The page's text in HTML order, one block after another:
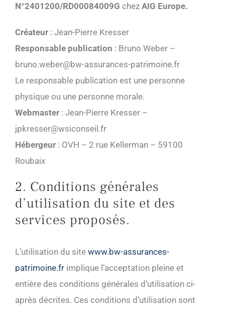
N°2401200/RD00084009G chez AIG Europe.
Créateur : Jean-Pierre Kresser
Responsable publication : Bruno Weber –
bruno.weber@bw-assurances-patrimoine.fr
Le responsable publication est une personne
physique ou une personne morale.
Webmaster : Jean-Pierre Kresser –
jpkresser@wsiconseil.fr
Hébergeur : OVH – 2 rue Kellerman – 59100
Roubaix
2. Conditions générales
d’utilisation du site et des
services proposés.
L’utilisation du site www.bw-assurances-
patrimoine.fr implique l’acceptation pleine et
entière des conditions générales d’utilisation ci-
après décrites. Ces conditions d’utilisation sont